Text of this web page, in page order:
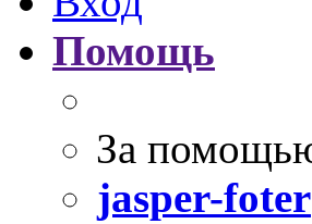
Помощь
За
jasper-foter